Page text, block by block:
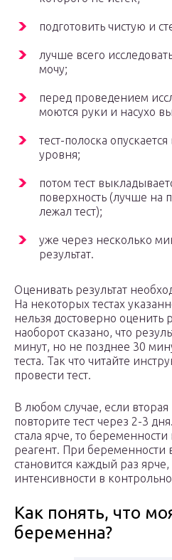
подготовить чистую и
лучше всего
мочу;
перед проведением
моются руки и насухо
тест-полоска
уровня;
потом тест
поверхность (лучше на
лежал тест);
уже через несколько
результат.
Оценивать результат
На некоторых тестах
нельзя достоверно оценить
наоборот сказано, что
минут, но не позднее 30
теста. Так что читайте
провести тест.
В любом случае, если вторая
повторите тест через 2-3
стала ярче, то
реагент. При беременности
становится каждый раз
интенсивности в
Как понять, что
беременна?